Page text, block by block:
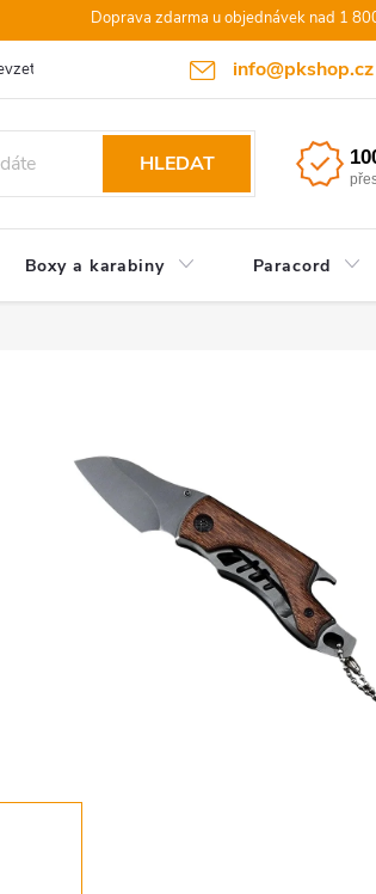
Doprava zdarma u objednávek nad 1
info@pkshop.cz
objednávky/zrušení po odeslání
HLEDAT
Boxy a karabiny Paracord